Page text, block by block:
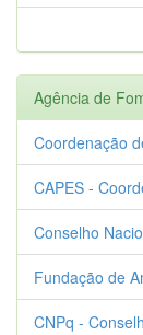
Agência de
Coordenação
CAPES -
Conselho
Fundação de
CNPq -